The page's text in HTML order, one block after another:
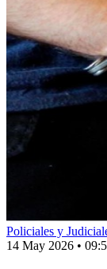
Policiales y
14 May 2026 •